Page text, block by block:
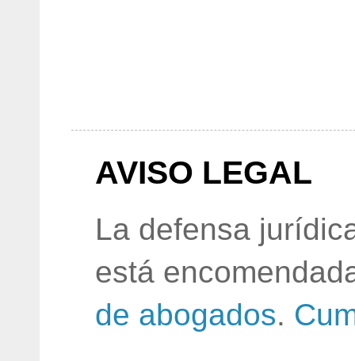
AVISO LEGAL
La defensa
está
de abogados.